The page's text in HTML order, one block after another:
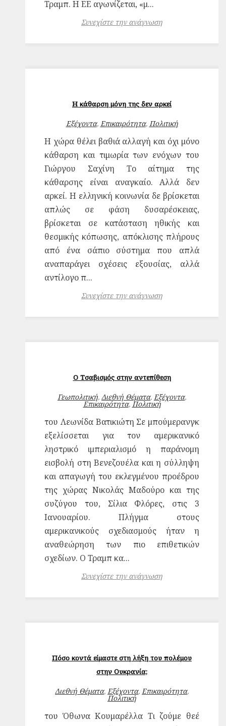
Τραμπ. Η ΕΕ αγωνίζεται, «μ...
Συνεχίστε την ανάγνωση
Η κάθαρση μόνη της δεν αρκεί
Εξέχοντα, Επικαιρότητα, Πολιτική
Η χώρα θέλει βαθιά αλλαγή και όχι μόνο
κάθαρση και τιμωρία των ενόχων του
Γιώργου Σαχίνη Το αίτημα της
κάθαρσης είναι αναγκαίο. Αλλά δεν
αρκεί. Η ελληνική κοινωνία δε βρίσκεται
απλώς σε φάση δυσαρέσκειας,
βρίσκεται σε κατάσταση ηθικής και
θεσμικής κόπωσης, απόκλισης πλήρους
από ένα σάπιο σύστημα που απλά
αναπαράγει σχέσεις εξουσίας, αλλά
αντίλογο π...
Συνεχίστε την ανάγνωση
Ο Τσαβισμός στην αντεπίθεση
Γεωπολιτική, Διεθνή Θέματα, Εξέχοντα,
Επικαιρότητα, Πολιτική
του Λεωνίδα Βατικιώτη Σε μπούμερανγκ
εξελίσσεται για τον αμερικανικό
ληστρικό ιμπεριαλισμό η παράνομη
εισβολή στη Βενεζουέλα και η σύλληψη
και απαγωγή του εκλεγμένου προέδρου
της χώρας Νικολάς Μαδούρο και της
συζύγου του, Σίλια Φλόρες, στις 3
Ιανουαρίου. Πλήγμα στους
αμερικανικούς σχεδιασμούς ήταν η
αναθεώρηση των πιο επιθετικών
σχεδίων. Ο Τραμπ κα...
Συνεχίστε την ανάγνωση
Πόσο κοντά είμαστε στη λήξη του πολέμου
στην Ουκρανία;
Διεθνή Θέματα, Εξέχοντα, Επικαιρότητα,
Πολιτική
του Όθωνα Κουμαρέλλα Τι ζούμε θεέ